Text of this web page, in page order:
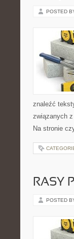
POSTED
znaleźć
związanych
Na stronie
RASY
POSTED